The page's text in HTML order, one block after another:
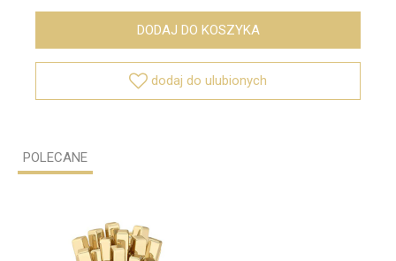
DODAJ DO KOSZYKA
 dodaj do ulubionych
POLECANE